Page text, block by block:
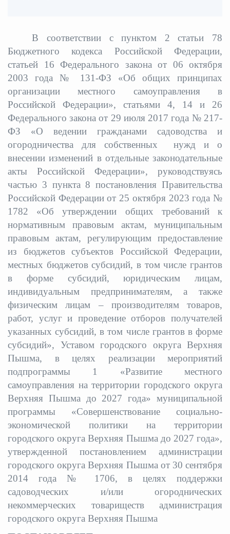
В соответствии с пунктом 2 статьи 78
Бюджетного кодекса Российской Федерации,
статьей 16 Федерального закона от 06 октября
2003 года № 131-ФЗ «Об общих принципах
организации местного самоуправления в
Российской Федерации», статьями 4, 14 и 26
Федерального закона от 29 июля 2017 года № 217-
ФЗ «О ведении гражданами садоводства и
огородничества для собственных нужд и о
внесении изменений в отдельные законодательные
акты Российской Федерации», руководствуясь
частью 3 пункта 8 постановления Правительства
Российской Федерации от 25 октября 2023 года №
1782 «Об утверждении общих требований к
нормативным правовым актам, муниципальным
правовым актам, регулирующим предоставление
из бюджетов субъектов Российской Федерации,
местных бюджетов субсидий, в том числе грантов
в форме субсидий, юридическим лицам,
индивидуальным предпринимателям, а также
физическим лицам – производителям товаров,
работ, услуг и проведение отборов получателей
указанных субсидий, в том числе грантов в форме
субсидий», Уставом городского округа Верхняя
Пышма, в целях реализации мероприятий
подпрограммы 1 «Развитие местного
самоуправления на территории городского округа
Верхняя Пышма до 2027 года» муниципальной
программы «Совершенствование социально-
экономической политики на территории
городского округа Верхняя Пышма до 2027 года»,
утвержденной постановлением администрации
городского округа Верхняя Пышма от 30 сентября
2014 года № 1706, в целях поддержки
садоводческих и/или огороднических
некоммерческих товариществ администрация
городского округа Верхняя Пышма